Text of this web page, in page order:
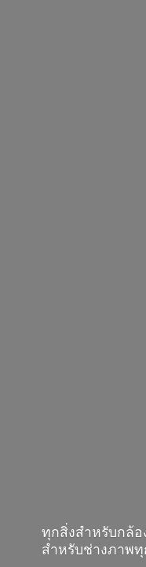
ทุกสิ่งสำหรับกล้อ
สำหรับช่างภาพ